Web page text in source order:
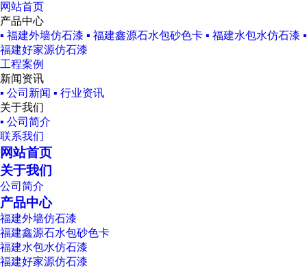
网站首页
产品中心
▪ 福建外墙仿石漆 ▪ 福建鑫源石水包砂色卡 ▪ 福建水包水仿石漆 ▪
福建好家源仿石漆
工程案例
新闻资讯
▪ 公司新闻 ▪ 行业资讯
关于我们
▪ 公司简介
联系我们
网站首页
关于我们
公司简介
产品中心
福建外墙仿石漆
福建鑫源石水包砂色卡
福建水包水仿石漆
福建好家源仿石漆